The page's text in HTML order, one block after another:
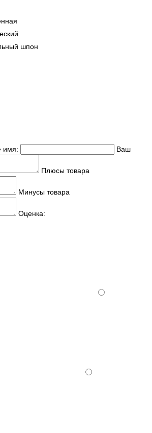
шпон
имя: Ваш
Плюсы товара
Минусы товара
Оценка: